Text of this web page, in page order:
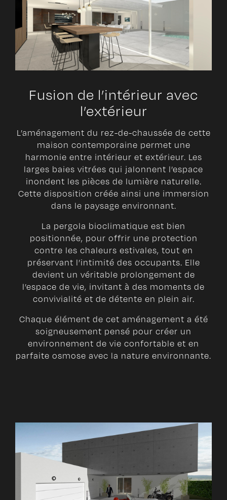
Fusion de l’intérieur avec
l’extérieur
L’aménagement du rez-de-chaussée de cette
maison contemporaine permet une
harmonie entre intérieur et extérieur. Les
larges baies vitrées qui jalonnent l’espace
inondent les pièces de lumière naturelle.
Cette disposition créée ainsi une immersion
dans le paysage environnant.
La pergola bioclimatique est bien
positionnée, pour offrir une protection
contre les chaleurs estivales, tout en
préservant l’intimité des occupants. Elle
devient un véritable prolongement de
l’espace de vie, invitant à des moments de
convivialité et de détente en plein air.
Chaque élément de cet aménagement a été
soigneusement pensé pour créer un
environnement de vie confortable et en
parfaite osmose avec la nature environnante.